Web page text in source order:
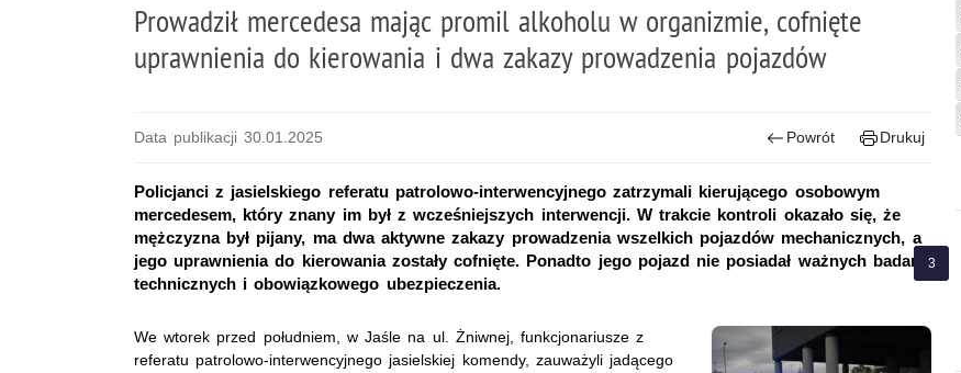
Prowadził mercedesa mając promil alkoholu w organizmie, cofnięte
uprawnienia do kierowania i dwa zakazy prowadzenia pojazdów
Data publikacji 30.01.2025 Powrót Drukuj
Policjanci z jasielskiego referatu patrolowo-interwencyjnego zatrzymali kierującego osobowym
mercedesem, który znany im był z wcześniejszych interwencji. W trakcie kontroli okazało się, że
mężczyzna był pijany, ma dwa aktywne zakazy prowadzenia wszelkich pojazdów mechanicznych, a
jego uprawnienia do kierowania zostały cofnięte. Ponadto jego pojazd nie posiadał ważnych badań
technicznych i obowiązkowego ubezpieczenia.
We wtorek przed południem, w Jaśle na ul. Żniwnej, funkcjonariusze z
referatu patrolowo-interwencyjnego jasielskiej komendy, zauważyli jadącego